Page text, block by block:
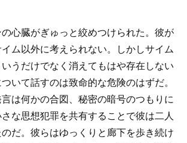
心臓がぎゅっと絞めつけられた。彼が
ム以外に考えられない。しかしサイム
うだけでなく消えてもはや存在しない
いて話すのは致命的な危険のはずだ。
は何かの合図、秘密の暗号のつもりに
な思想犯罪を共有することで彼は二人
だ。彼らはゆっくりと廊下を歩き続け